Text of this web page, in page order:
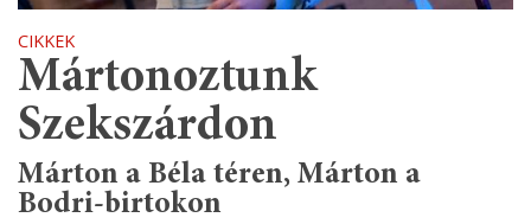
CIKKEK
Mártonoztunk
Szekszárdon
Márton a Béla téren, Márton a
Bodri-birtokon